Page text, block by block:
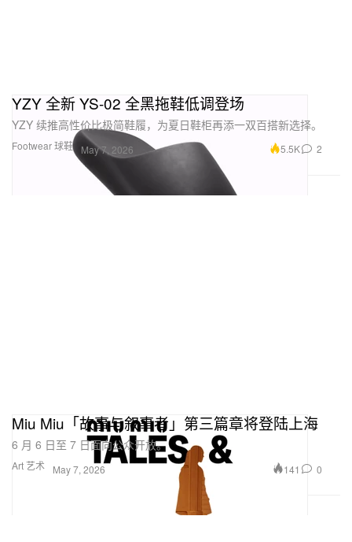
Footwear 球鞋
YZY 全新 YS-02 全黑拖鞋低调登场
YZY 续推高性价比极简鞋履，为夏日鞋柜再添一双百搭新选择。
May 7, 2026 5.5K 2
Art 艺术
Miu Miu「故事与叙事者」第三篇章将登陆上海
6 月 6 日至 7 日面向公众开放。
May 7, 2026 141 0